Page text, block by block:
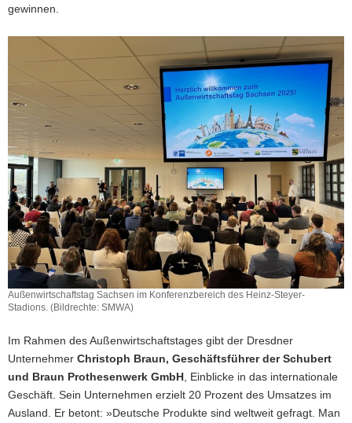
gewinnen.
Außenwirtschaftstag Sachsen im Konferenzbereich des Heinz-Steyer-
Stadions. (Bildrechte: SMWA)
Im Rahmen des Außenwirtschaftstages gibt der Dresdner
Unternehmer Christoph Braun, Geschäftsführer der Schubert
und Braun Prothesenwerk GmbH , Einblicke in das internationale
Geschäft. Sein Unternehmen erzielt 20 Prozent des Umsatzes im
Ausland. Er betont: »Deutsche Produkte sind weltweit gefragt. Man